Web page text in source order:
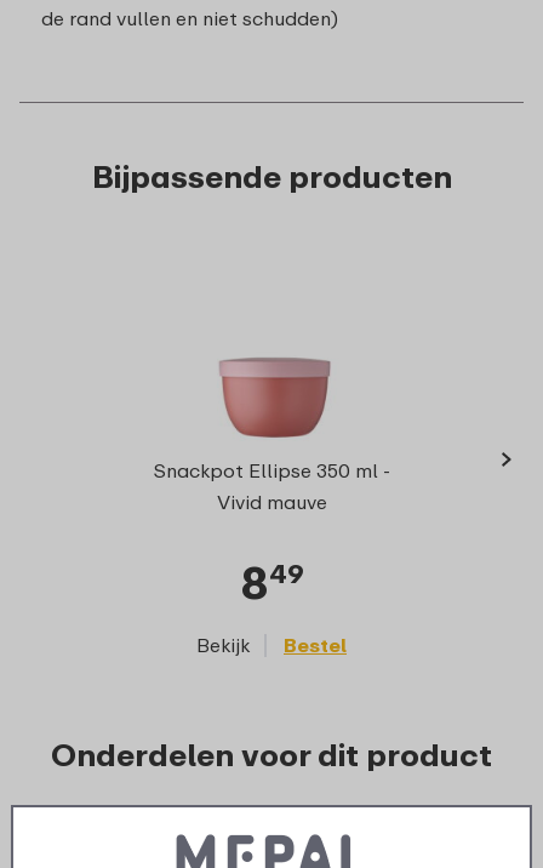
de rand vullen en niet schudden)
Bijpassende producten
Snackpot Ellipse 350 ml -
Vivid mauve
849
Bekijk Bestel
›
Onderdelen voor dit product